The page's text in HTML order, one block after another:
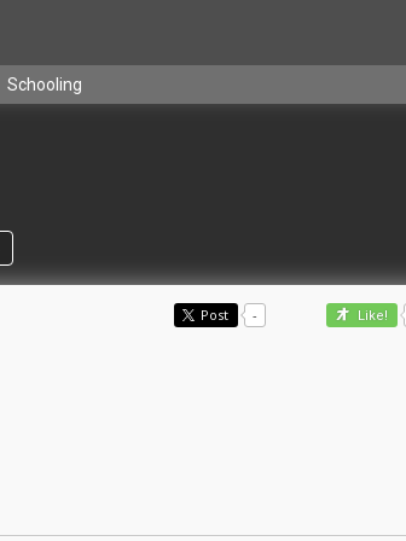
Schooling
Post - Like!